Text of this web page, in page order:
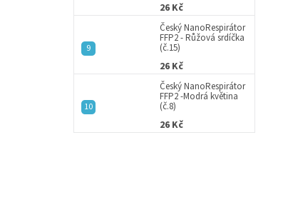
26 Kč
Český NanoRespirátor
FFP2 - Růžová srdíčka
(č.15)
26 Kč
Český NanoRespirátor
FFP2 -Modrá květina
(č.8)
26 Kč